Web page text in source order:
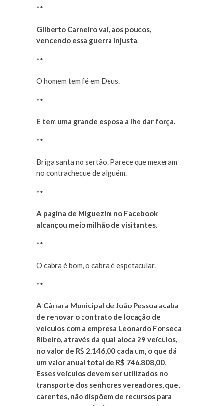
**
Gilberto Carneiro vai, aos poucos,
vencendo essa guerra injusta.
**
O homem tem fé em Deus.
**
E tem uma grande esposa a lhe dar força.
**
Briga santa no sertão. Parece que mexeram
no contracheque de alguém.
**
A pagina de Miguezim no Facebook
alcançou meio milhão de visitantes.
**
O cabra é bom, o cabra é espetacular.
**
A Câmara Municipal de João Pessoa acaba
de renovar o contrato de locação de
veículos com a empresa Leonardo Fonseca
Ribeiro, através da qual aloca 29 veículos,
no valor de R$ 2.146,00 cada um, o que dá
um valor anual total de R$ 746.808,00.
Esses veículos devem ser utilizados no
transporte dos senhores vereadores, que,
carentes, não dispõem de recursos para